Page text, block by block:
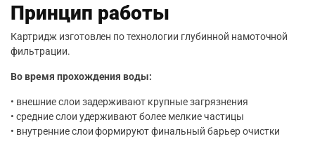
Принцип работы
Картридж изготовлен по технологии глубинной намоточной
фильтрации.
Во время прохождения воды:
• внешние слои задерживают крупные загрязнения
• средние слои удерживают более мелкие частицы
• внутренние слои формируют финальный барьер очистки